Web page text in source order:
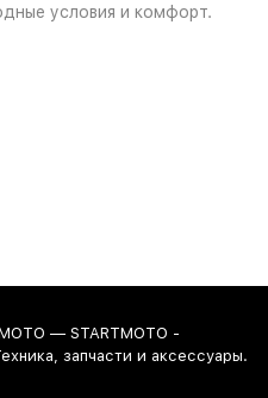
условия и комфорт.
— STARTMOTO -
запчасти и аксессуары.